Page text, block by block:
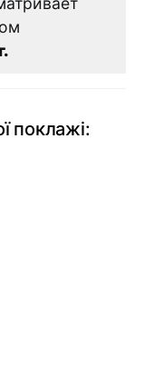
поклажі: